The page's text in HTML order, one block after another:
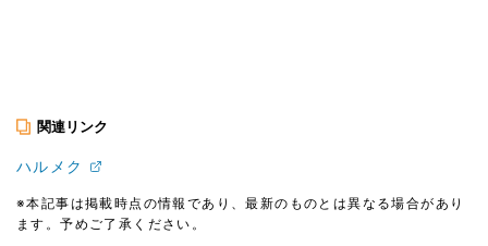
関連リンク
ハルメク
※本記事は掲載時点の情報であり、最新のものとは異なる場合があり
ます。予めご了承ください。